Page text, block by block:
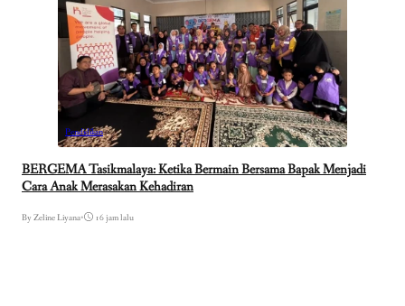
Pendidikan
BERGEMA Tasikmalaya: Ketika Bermain Bersama Bapak Menjadi
Cara Anak Merasakan Kehadiran
By Zeline Liyana• 16 jam lalu